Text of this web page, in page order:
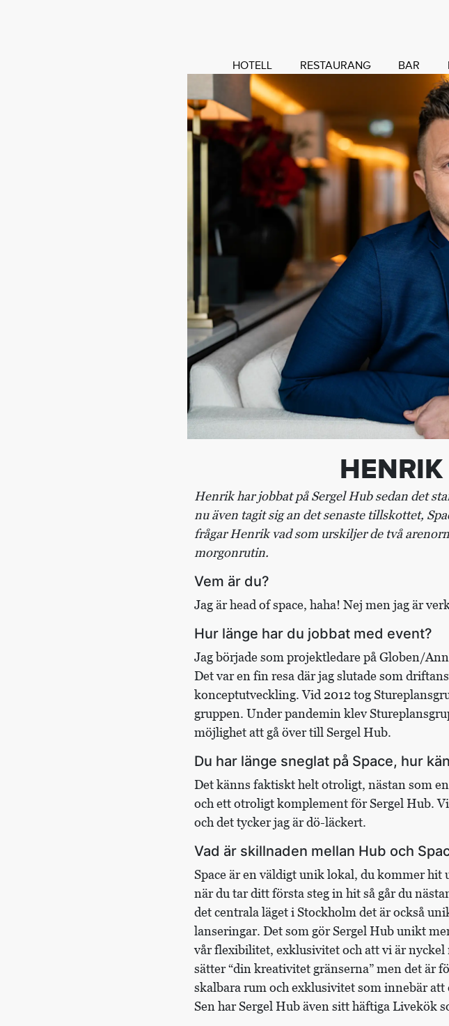
HOTELL RESTAURANG BAR
Henrik har jobbat på Sergel Hub sedan det
nu även tagit sig an det senaste tillskottet,
frågar Henrik vad som urskiljer de två
morgonrutin.
Vem är du?
Jag är head of space, haha! Nej men jag är
Hur länge har du jobbat med event?
Jag började som projektledare på Globen/
Det var en fin resa där jag slutade som
konceptutveckling. Vid 2012 tog
gruppen. Under pandemin klev
möjlighet att gå över till Sergel Hub.
Du har länge sneglat på Space, hur
Det känns faktiskt helt otroligt, nästan som
och ett otroligt komplement för Sergel Hub.
och det tycker jag är dö-läckert.
Vad är skillnaden mellan Hub och
Space är en väldigt unik lokal, du kommer hit
när du tar ditt första steg in hit så går du
det centrala läget i Stockholm det är också
lanseringar. Det som gör Sergel Hub unikt
vår flexibilitet, exklusivitet och att vi är
sätter “din kreativitet gränserna” men det är
skalbara rum och exklusivitet som innebär
Sen har Sergel Hub även sitt häftiga Livekök